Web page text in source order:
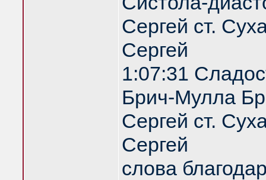
Сергей ст.
Сергей
1:07:31
Брич-Мулла
Сергей ст.
Сергей
слова